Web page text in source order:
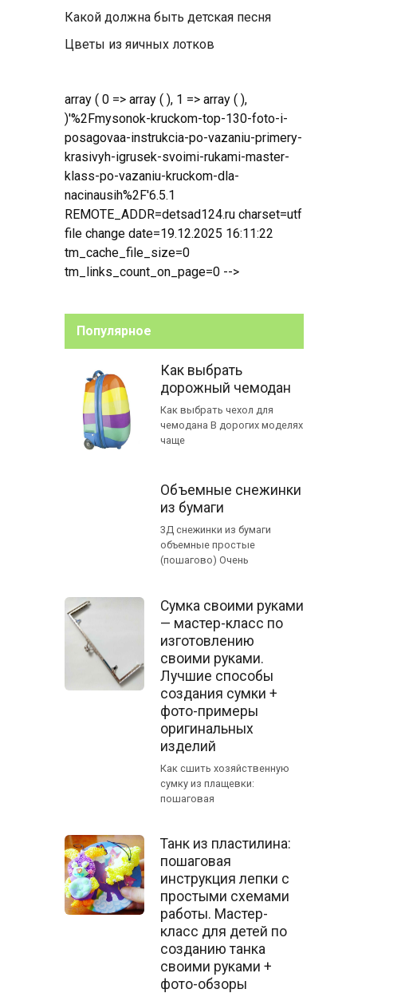
Какой должна быть детская песня
Цветы из яичных лотков
array ( 0 => array ( ), 1 => array ( ),
)'%2Fmysonok-kruckom-top-130-foto-i-
posagovaa-instrukcia-po-vazaniu-primery-
krasivyh-igrusek-svoimi-rukami-master-
klass-po-vazaniu-kruckom-dla-
nacinausih%2F'6.5.1
REMOTE_ADDR=detsad124.ru charset=utf
file change date=19.12.2025 16:11:22
tm_cache_file_size=0
tm_links_count_on_page=0 -->
Популярное
Как выбрать
дорожный чемодан
Как выбрать чехол для
чемодана В дорогих моделях
чаще
Объемные снежинки
из бумаги
3Д снежинки из бумаги
объемные простые
(пошагово) Очень
Сумка своими руками
— мастер-класс по
изготовлению
своими руками.
Лучшие способы
создания сумки +
фото-примеры
оригинальных
изделий
Как сшить хозяйственную
сумку из плащевки:
пошаговая
Танк из пластилина:
пошаговая
инструкция лепки с
простыми схемами
работы. Мастер-
класс для детей по
созданию танка
своими руками +
фото-обзоры